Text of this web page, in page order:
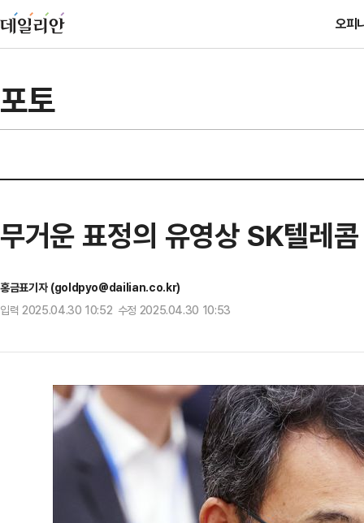
오피
포토
무거운 표정의 유영상 SK텔레
홍금표기자 (goldpyo@dailian.co.kr)
입력 2025.04.30 10:52 수정 2025.04.30 10:53